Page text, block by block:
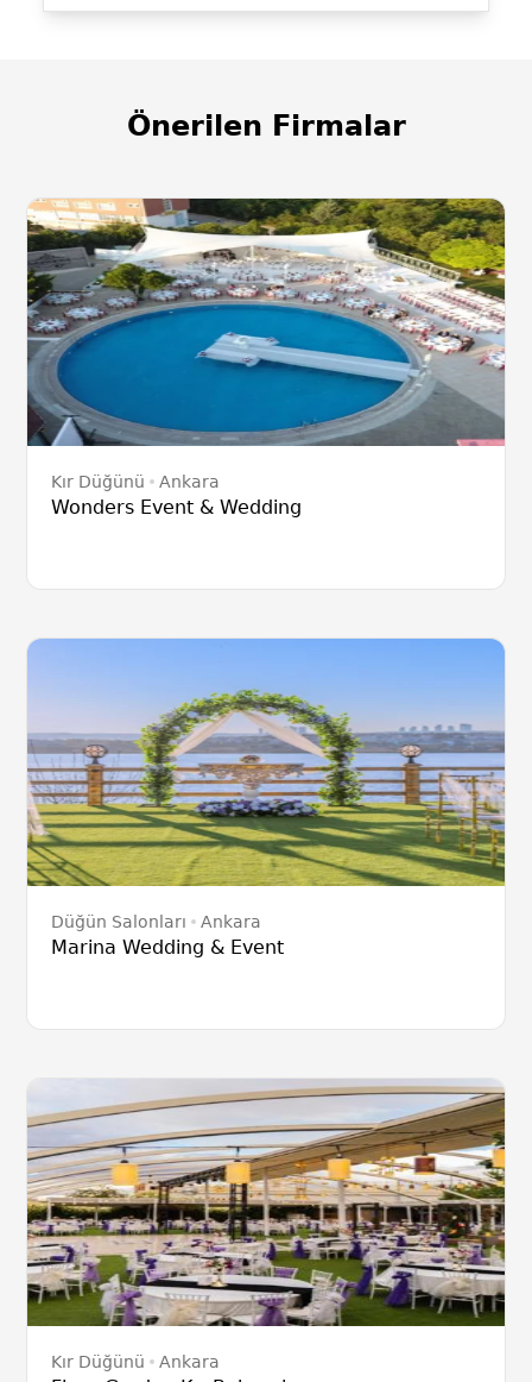
Önerilen Firmalar
Kır Düğünü Ankara
Wonders Event & Wedding
Düğün Salonları Ankara
Marina Wedding & Event
Kır Düğünü Ankara